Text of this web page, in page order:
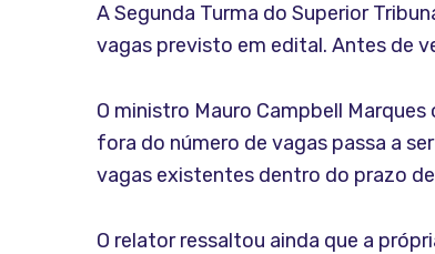
A Segunda Turma do Superior
vagas previsto em edital. Antes de
O ministro Mauro Campbell
fora do número de vagas passa a
vagas existentes dentro do prazo
O relator ressaltou ainda que a